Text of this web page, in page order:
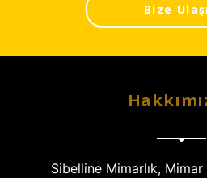
Bize
Sibelline Mimarlık,